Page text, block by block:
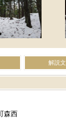
解説文
森西